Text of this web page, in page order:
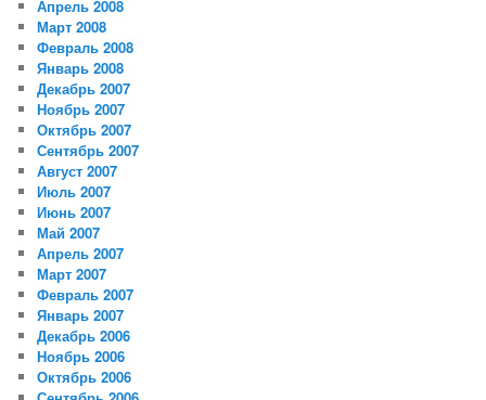
Апрель 2008
Март 2008
Февраль 2008
Январь 2008
Декабрь 2007
Ноябрь 2007
Октябрь 2007
Сентябрь 2007
Август 2007
Июль 2007
Июнь 2007
Май 2007
Апрель 2007
Март 2007
Февраль 2007
Январь 2007
Декабрь 2006
Ноябрь 2006
Октябрь 2006